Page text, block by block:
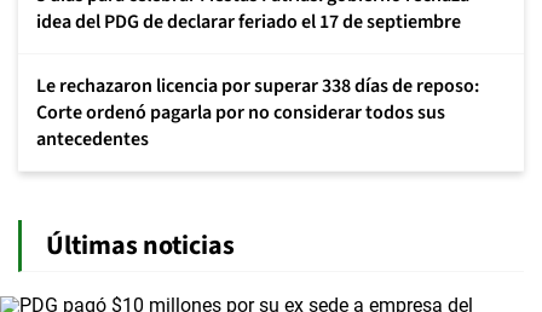
idea del PDG de declarar feriado el 17 de septiembre
Le rechazaron licencia por superar 338 días de reposo:
Corte ordenó pagarla por no considerar todos sus
antecedentes
Últimas noticias